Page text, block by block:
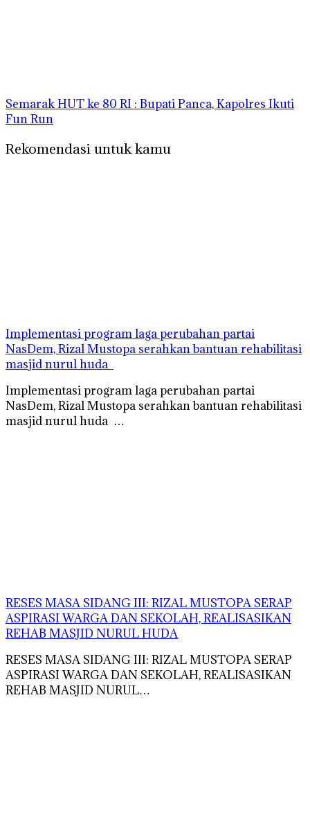
Semarak HUT ke 80 RI : Bupati Panca, Kapolres Ikuti
Fun Run
Rekomendasi untuk kamu
Implementasi program laga perubahan partai
NasDem, Rizal Mustopa serahkan bantuan rehabilitasi
masjid nurul huda
Implementasi program laga perubahan partai
NasDem, Rizal Mustopa serahkan bantuan rehabilitasi
masjid nurul huda …
RESES MASA SIDANG III: RIZAL MUSTOPA SERAP
ASPIRASI WARGA DAN SEKOLAH, REALISASIKAN
REHAB MASJID NURUL HUDA
RESES MASA SIDANG III: RIZAL MUSTOPA SERAP
ASPIRASI WARGA DAN SEKOLAH, REALISASIKAN
REHAB MASJID NURUL…